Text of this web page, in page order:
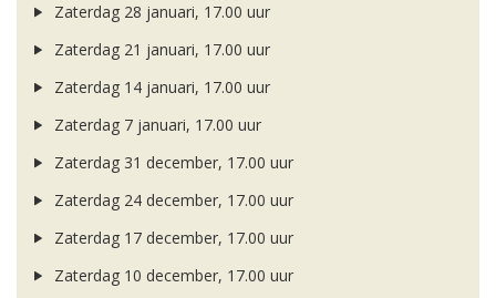
Zaterdag 28 januari, 17.00 uur
Zaterdag 21 januari, 17.00 uur
Zaterdag 14 januari, 17.00 uur
Zaterdag 7 januari, 17.00 uur
Zaterdag 31 december, 17.00 uur
Zaterdag 24 december, 17.00 uur
Zaterdag 17 december, 17.00 uur
Zaterdag 10 december, 17.00 uur